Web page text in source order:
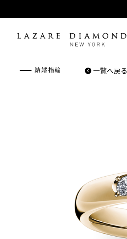
結婚指輪 一覧へ戻る